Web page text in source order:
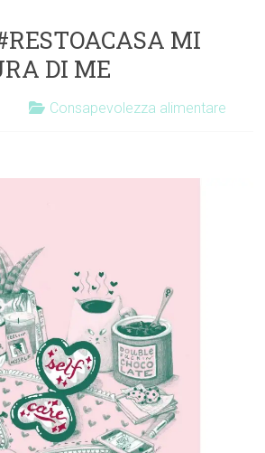
MI
DI ME
Consapevolezza alimentare